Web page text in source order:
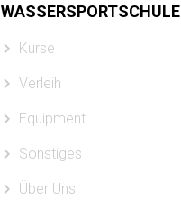
WASSERSPORTSCHULE
Kurse
Verleih
Equipment
Sonstiges
Über Uns